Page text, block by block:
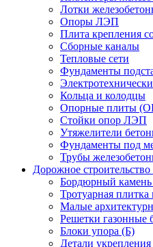
Лотки
Опоры ЛЭП
Плита крепления
Сборные каналы
Тепловые сети
Фундаменты
Кольца и колодцы
Опорные плиты
Стойки опор ЛЭП
Утяжелители
Фундаменты под
Трубы
Дорожное строительство
Бордюрный
Тротуарная
Малые
Решетки газонные
Блоки упора (Б)
Детали укрепления